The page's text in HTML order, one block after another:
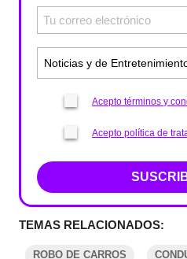
Acepto términos y
Acepto política de
TEMAS RELACIONADOS:
ROBO DE CARROS